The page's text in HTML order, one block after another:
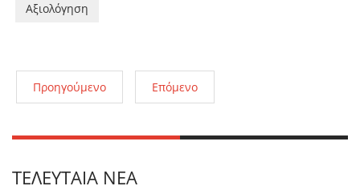
Προηγούμενο Επόμενο
ΤΕΛΕΥΤΑΊΑ ΝΈΑ